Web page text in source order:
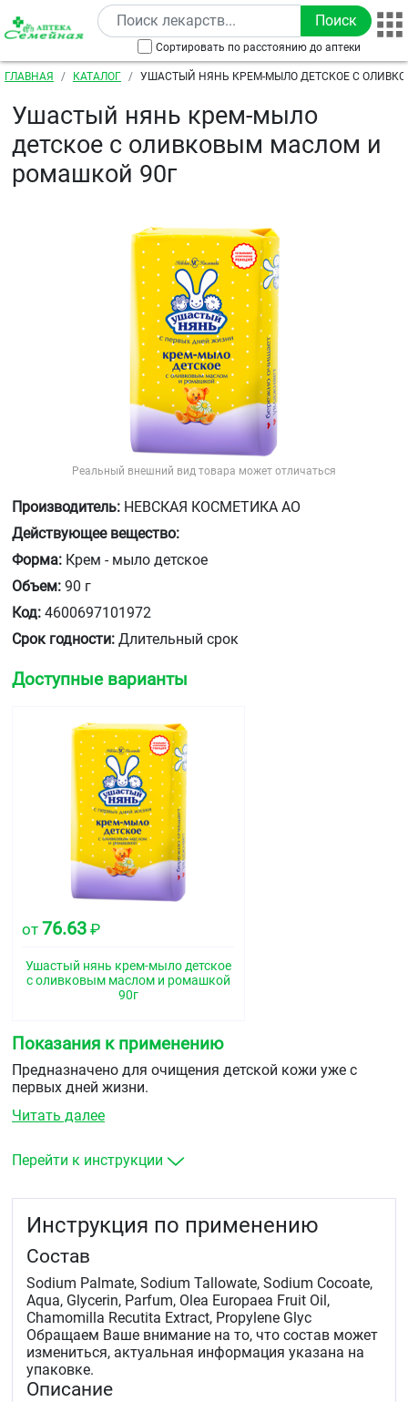
Перейти к основному содержанию
Сортировать по расстоянию до аптеки
Строка навигации
ГЛАВНАЯ КАТАЛОГ
УШАСТЫЙ НЯНЬ КРЕМ-МЫЛО ДЕТСКОЕ С
Ушастый нянь крем-мыло
детское с оливковым маслом и
ромашкой 90г
Реальный внешний вид товара может отличаться
Производитель: НЕВСКАЯ КОСМЕТИКА АО
Действующее вещество:
Форма: Крем - мыло детское
Объем: 90 г
Код: 4600697101972
Срок годности: Длительный срок
Доступные варианты
от 76.63 ₽
Ушастый нянь крем-мыло детское
с оливковым маслом и ромашкой
90г
Показания к применению
Предназначено для очищения детской кожи уже с
первых дней жизни.
Читать далее
Перейти к инструкции
Инструкция по применению
Состав
Sodium Palmate, Sodium Tallowate, Sodium Cocoate,
Aqua, Glycerin, Parfum, Olea Europaea Fruit Oil,
Chamomilla Recutita Extract, Propylene Glyc
Обращаем Ваше внимание на то, что состав может
измениться, актуальная информация указана на
упаковке.
Описание